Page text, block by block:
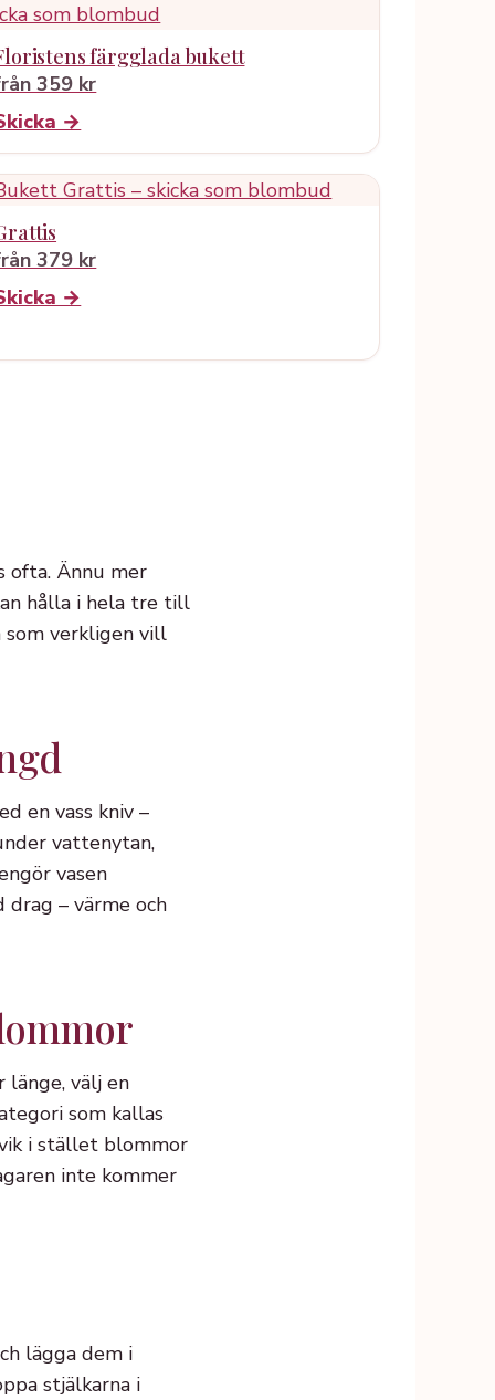
färgglada bukett
359 kr
→
379 kr
→
ofta. Ännu mer
hålla i hela tre till
som verkligen vill
en vass kniv –
vattenytan,
vasen
– värme och
välj en
som kallas
i stället blommor
inte kommer
lägga dem i
stjälkarna i